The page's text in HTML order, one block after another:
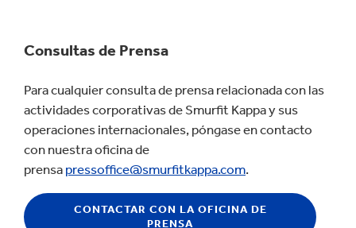
Consultas de Prensa
Para cualquier consulta de prensa relacionada con las
actividades corporativas de Smurfit Kappa y sus
operaciones internacionales, póngase en contacto
con nuestra oficina de
prensa pressoffice@smurfitkappa.com.
CONTACTAR CON LA OFICINA DE
PRENSA